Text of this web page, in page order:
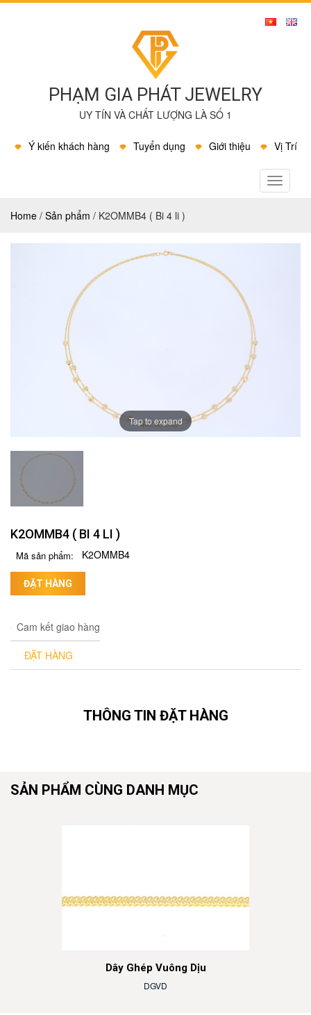
PHẠM GIA PHÁT JEWELRY
UY TÍN VÀ CHẤT LƯỢNG LÀ SỐ 1
Ý kiến khách hàng Tuyển dụng Giới thiệu Vị Trí
MENU
Home / Sản phẩm / K2OMMB4 ( Bi 4 li )
Tap to expand
K2OMMB4 ( BI 4 LI )
Mã sản phẩm: K2OMMB4
ĐẶT HÀNG
Cam kết giao hàng
ĐẶT HÀNG
THÔNG TIN ĐẶT HÀNG
SẢN PHẨM CÙNG DANH MỤC
Dây Ghép Vuông Dịu
DGVD